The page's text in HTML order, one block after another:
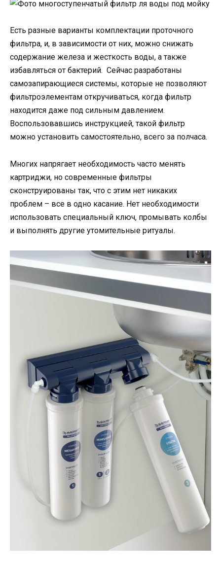
Есть разные варианты комплектации проточного
фильтра, и, в зависимости от них, можно снижать
содержание железа и жесткость воды, а также
избавляться от бактерий. Сейчас разработаны
самозапирающиеся системы, которые не позволяют
фильтроэлементам откручиваться, когда фильтр
находится даже под сильным давлением.
Воспользовавшись инструкцией, такой фильтр
можно установить самостоятельно, всего за полчаса.
Многих напрягает необходимость часто менять
картриджи, но современные фильтры
сконструированы так, что с этим нет никаких
проблем – все в одно касание. Нет необходимости
использовать специальный ключ, промывать колбы
и выполнять другие утомительные ритуалы.